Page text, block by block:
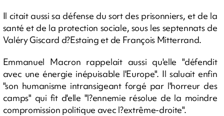
Il citait aussi sa défense du sort des prisonniers, et de la
santé et de la protection sociale, sous les septennats de
Valéry Giscard d?Estaing et de François Mitterrand.
Emmanuel Macron rappelait aussi qu'elle "défendit
avec une énergie inépuisable l'Europe". Il saluait enfin
"son humanisme intransigeant forgé par l'horreur des
camps" qui fit d'elle "l?ennemie résolue de la moindre
compromission politique avec l?extrême-droite".